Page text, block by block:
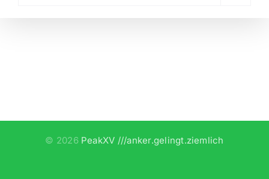
© 2026 PeakXV ///anker.gelingt.ziemlich